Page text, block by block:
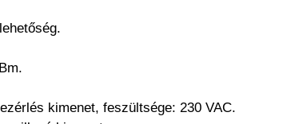
kimenet, feszültsége: 230 VAC.